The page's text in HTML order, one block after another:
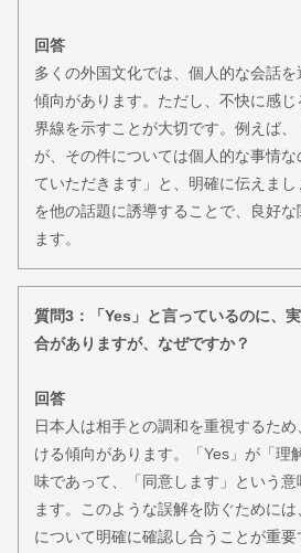
回答
多くの外国文化では、個人的な会話を
傾向があります。ただし、不快に感
界線を示すことが大切です。例えば
が、その件については個人的な事情
ていただきます」と、明確に伝えま
を他の話題に誘導することで、良好
ます。
質問3：「Yes」と言っているのに、
合がありますが、なぜですか？
回答
日本人は相手との調和を重視するた
ける傾向があります。「Yes」が「理
味であって、「同意します」という意
ます。このような誤解を防ぐために
について明確に確認し合うことが重